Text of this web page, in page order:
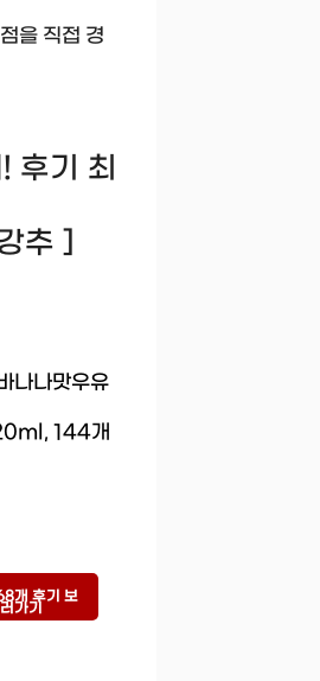
을 직접 경
후기 최
추 ]
나나맛우유
144개
개 후기 보
러가기